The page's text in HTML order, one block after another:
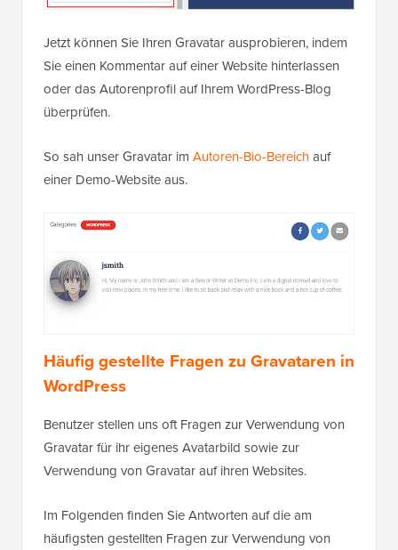
Jetzt können Sie Ihren Gravatar ausprobieren, indem
Sie einen Kommentar auf einer Website hinterlassen
oder das Autorenprofil auf Ihrem WordPress-Blog
überprüfen.
So sah unser Gravatar im Autoren-Bio-Bereichauf
einer Demo-Website aus.
Häufig gestellte Fragen zu Gravataren in
WordPress
Benutzer stellen uns oft Fragen zur Verwendung von
Gravatar für ihr eigenes Avatarbild sowie zur
Verwendung von Gravatar auf ihren Websites.
Im Folgenden finden Sie Antworten auf die am
häufigsten gestellten Fragen zur Verwendung von